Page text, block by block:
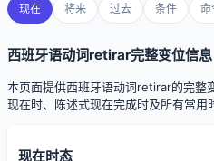
现在 将来 过去 条件 命
西班牙语动词retirar完整变位信息
本页面提供西班牙语动词retirar的完整
现在时、陈述式现在完成时及所有常用
现在时态